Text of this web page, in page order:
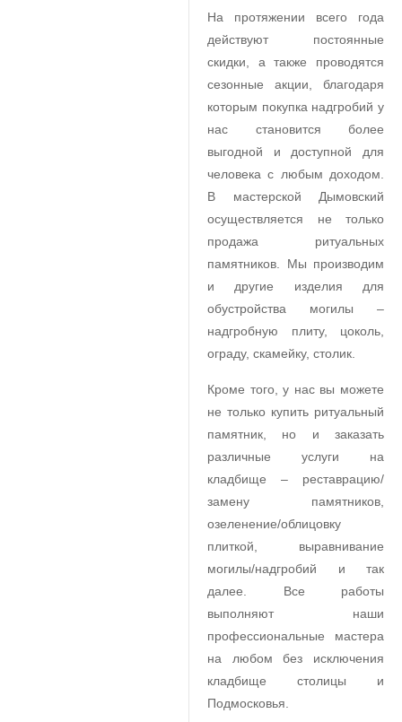
На протяжении всего года
действуют постоянные
скидки, а также проводятся
сезонные акции, благодаря
которым покупка надгробий у
нас становится более
выгодной и доступной для
человека с любым доходом.
В мастерской Дымовский
осуществляется не только
продажа ритуальных
памятников. Мы производим
и другие изделия для
обустройства могилы –
надгробную плиту, цоколь,
ограду, скамейку, столик.
Кроме того, у нас вы можете
не только купить ритуальный
памятник, но и заказать
различные услуги на
кладбище – реставрацию/
замену памятников,
озеленение/облицовку
плиткой, выравнивание
могилы/надгробий и так
далее. Все работы
выполняют наши
профессиональные мастера
на любом без исключения
кладбище столицы и
Подмосковья.